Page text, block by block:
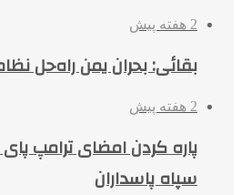
2 هفته پیش
بقائی: بحران یمن راه‌حل
2 هفته پیش
پاره کردن امضای ترامپ
سپاه پاسداران